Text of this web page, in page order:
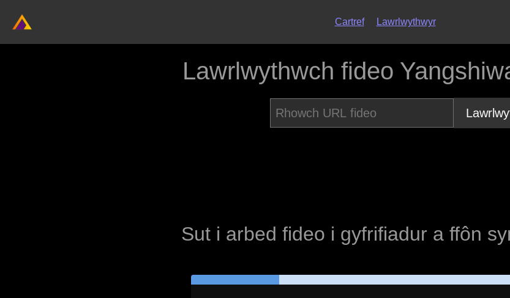
Cartref Lawrlwythwyr
Lawrlwythwch fideo
Sut i arbed fideo i gyfrifiadur a ffôn